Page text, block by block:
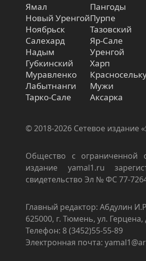
Ямал
Новый Уренгой
Ноябрьск
Салехард
Надым
Губкинский
Муравленко
Лабытнанги
Тарко-Сале
Пангоды
Пурпе
Тазовский
Яр-Сале
Уренгой
Харп
Мужи
Аксарка
© 2018-2026 Сетевое издание
Общество с ограниченной
издание yamal1.ru
свидетельство Эл № ФС 77-
Главный редактор: Абдулин
625000, г. Тюмень, ул. Герцена,
Телефон: 8 (3452)55-55-89
Электронная почта: